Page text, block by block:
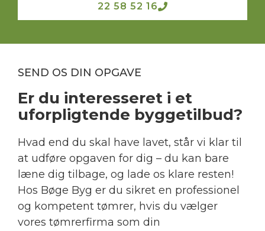
22 58 52 16
​SEND OS DIN OPGAVE
Er du interesseret i et
uforpligtende byggetilbud?
Hvad end du skal have lavet, står vi klar til
at udføre opgaven for dig – du kan bare
læne dig tilbage, og lade os klare resten!
Hos Bøge Byg er du sikret en professionel
og kompetent tømrer, hvis du vælger
vores tømrerfirma som din